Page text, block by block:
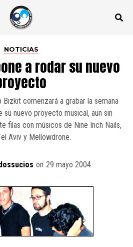
NOTICIAS
a rodar su nuevo
Bizkit comenzará a grabar la semana
su nuevo proyecto musical, aun sin
filas con músicos de Nine Inch Nails,
Aviv y Mellowdrone.
on 29 mayo 2004